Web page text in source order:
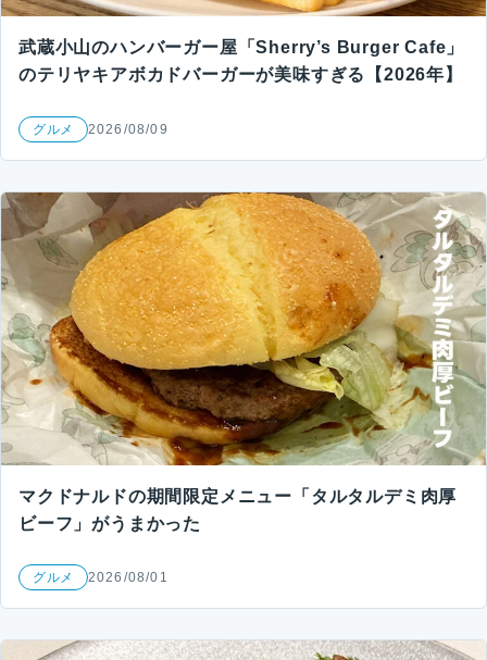
武蔵小山のハンバーガー屋「Sherry’s Burger Cafe」
のテリヤキアボカドバーガーが美味すぎる【2026年】
グルメ 2026/08/09
マクドナルドの期間限定メニュー「タルタルデミ肉厚
ビーフ」がうまかった
グルメ 2026/08/01